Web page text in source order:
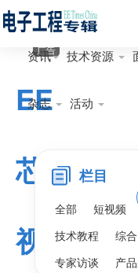
资讯 技术资源
杂志 活动
EE
芯
视
广告
栏目
全部 短视频
技术教程
综合
专家访谈
产